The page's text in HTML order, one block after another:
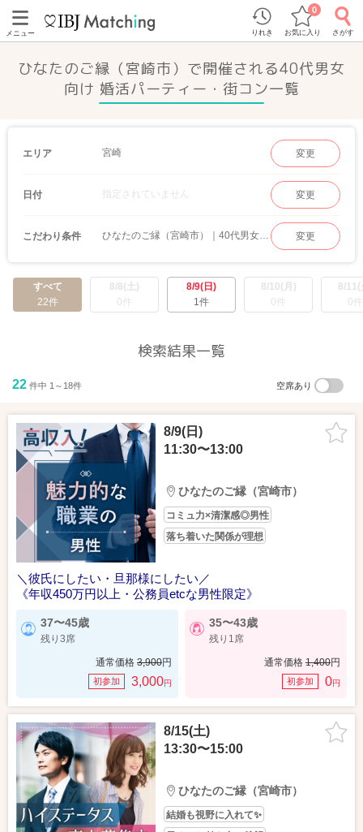
メニュー りれき お気に入り
0
さがす
ひなたのご縁（宮崎市）で開催される40代男女
向け 婚活パーティー・街コン一覧
エリア 宮崎 変更
日付 指定されていません 変更
こだわり条件 ひなたのご縁（宮崎市）｜40代男女向け 変更
すべて
22件
8/8(土)
0件
8/9(日)
1件
8/10(月)
0件
8/11(
0件
検索結果一覧
22 件中 1～18件 空席あり
8/9(日)
11:30〜13:00
ひなたのご縁（宮崎市）
コミュ力×清潔感◎男性
落ち着いた関係が理想
＼彼氏にしたい・旦那様にしたい／
《年収450万円以上・公務員etcな男性限定》
37〜45歳
残り3席
通常価格 3,900円
初参加 3,000円
35〜43歳
残り1席
通常価格 1,400円
初参加 0円
8/15(土)
13:30〜15:00
ひなたのご縁（宮崎市）
結婚も視野に入れて✨